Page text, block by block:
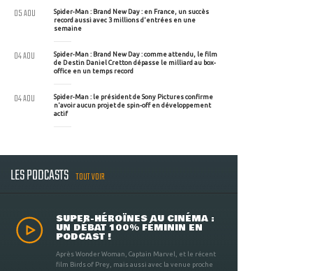
Spider-Man : Brand New Day : en France, un succès
record aussi avec 3 millions d'entrées en une
semaine
05 AOU
Spider-Man : Brand New Day : comme attendu, le film
de Destin Daniel Cretton dépasse le milliard au box-
office en un temps record
04 AOU
Spider-Man : le président de Sony Pictures confirme
n'avoir aucun projet de spin-off en développement
actif
04 AOU
LES PODCASTS TOUT VOIR
SUPER-HÉROÏNES AU CINÉMA :
UN DÉBAT 100% FÉMININ EN
PODCAST !
Après Wonder Woman, Captain Marvel, et le récent
film Birds of Prey, mais aussi avec la venue proche